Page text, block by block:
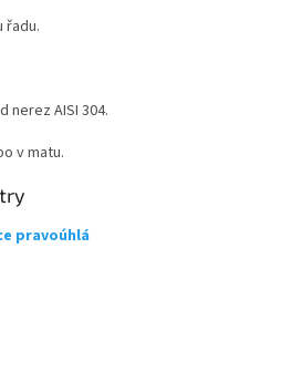
řadu.
nerez AISI 304.
v matu.
pravoúhlá